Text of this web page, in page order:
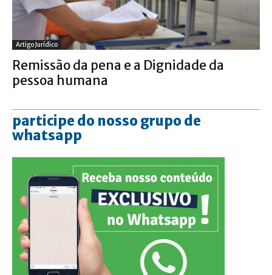
Artigo Jurídico
Remissão da pena e a Dignidade da
pessoa humana
participe do nosso grupo de
whatsapp